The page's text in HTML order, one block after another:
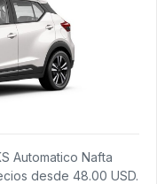
Automatico Nafta
desde 48.00 USD.